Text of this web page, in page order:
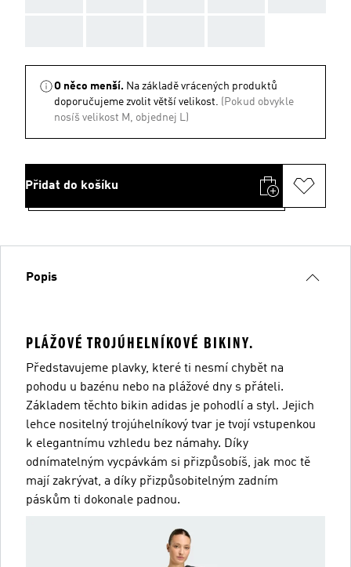
O něco menší. Na základě vrácených produktů
doporučujeme zvolit větší velikost. (Pokud obvykle
nosíš velikost M, objednej L)
Přidat do košíku
Popis
PLÁŽOVÉ TROJÚHELNÍKOVÉ BIKINY.
Představujeme plavky, které ti nesmí chybět na
pohodu u bazénu nebo na plážové dny s přáteli.
Základem těchto bikin adidas je pohodlí a styl. Jejich
lehce nositelný trojúhelníkový tvar je tvojí vstupenkou
k elegantnímu vzhledu bez námahy. Díky
odnímatelným vycpávkám si přizpůsobíš, jak moc tě
mají zakrývat, a díky přizpůsobitelným zadním
páskům ti dokonale padnou.